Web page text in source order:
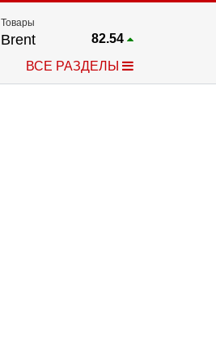
Товары
Brent 82.54
Платина
2.636
ВСЕ РАЗДЕЛЫ